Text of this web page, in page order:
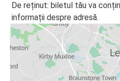
De reținut: biletul tău va
informații despre adresă.